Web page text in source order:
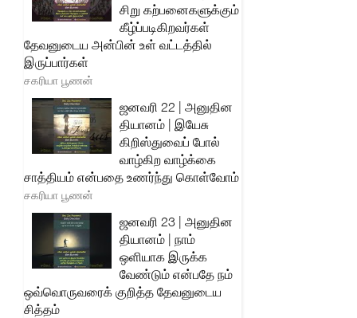
சிறு கற்பனைகளுக்கும்
கீழ்ப்படிகிறவர்கள்
தேவனுடைய அன்பின் உள் வட்டத்தில்
இருப்பார்கள்
சகரியா பூணன்
ஜனவரி 22 | அனுதின
தியானம் | இயேசு
கிறிஸ்துவைப் போல்
வாழ்கிற வாழ்க்கை
சாத்தியம் என்பதை உணர்ந்து கொள்வோம்
சகரியா பூணன்
ஜனவரி 23 | அனுதின
தியானம் | நாம்
ஒளியாக இருக்க
வேண்டும் என்பதே நம்
ஒவ்வொருவரைக் குறித்த தேவனுடைய
சித்தம்